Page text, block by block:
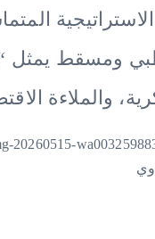
ظبي ومسقط يمثل
والملاءة